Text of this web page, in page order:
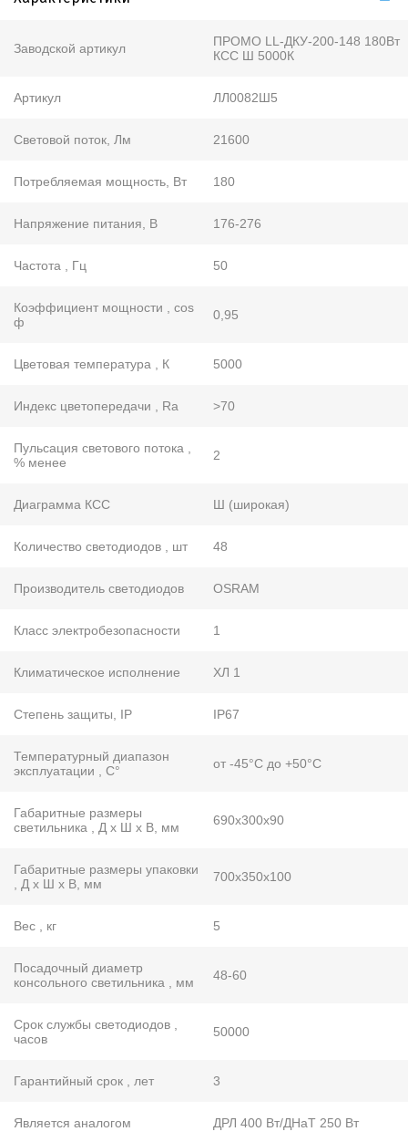
Заводской артикул
ПРОМО LL-ДКУ-200-148 180Вт
КСС Ш 5000К
Артикул ЛЛ0082Ш5
Световой поток, Лм 21600
Потребляемая мощность, Вт 180
Напряжение питания, В 176-276
Частота , Гц 50
Коэффициент мощности , cos
ф
0,95
Цветовая температура , К 5000
Индекс цветопередачи , Ra >70
Пульсация светового потока ,
% менее
2
Диаграмма КСС Ш (широкая)
Количество светодиодов , шт 48
Производитель светодиодов OSRAM
Класс электробезопасности 1
Климатическое исполнение ХЛ 1
Степень защиты, IP IP67
Температурный диапазон
эксплуатации , С°
от -45°С до +50°С
Габаритные размеры
светильника , Д х Ш х В, мм
690х300х90
Габаритные размеры упаковки
, Д х Ш х В, мм
700х350х100
Вес , кг 5
Посадочный диаметр
консольного светильника , мм
48-60
Срок службы светодиодов ,
часов
50000
Гарантийный срок , лет 3
Является аналогом ДРЛ 400 Вт/ДНаТ 250 Вт